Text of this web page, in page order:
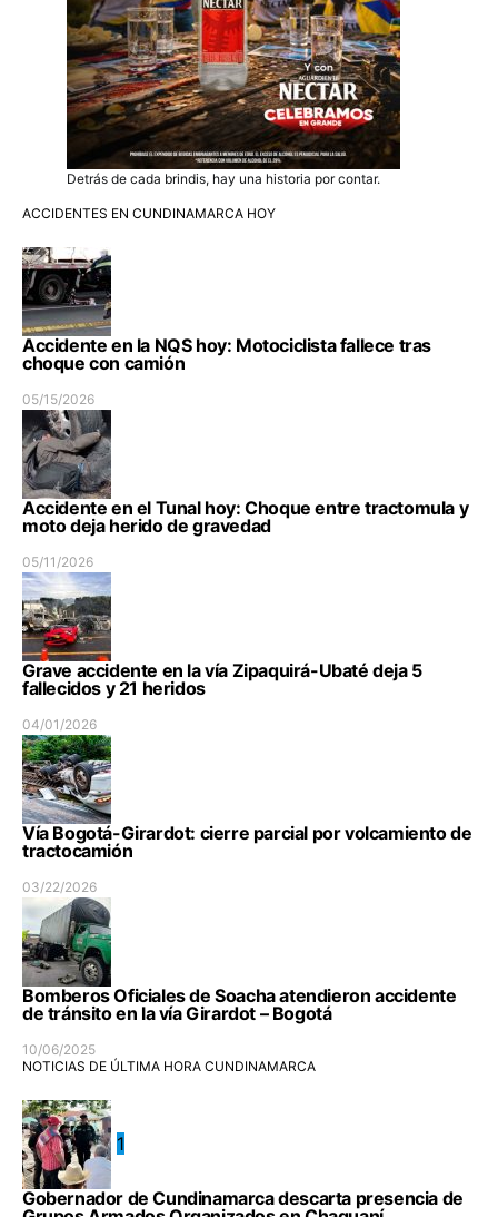
Detrás de cada brindis, hay una historia por contar.
ACCIDENTES EN CUNDINAMARCA HOY
Accidente en la NQS hoy: Motociclista fallece tras
choque con camión
05/15/2026
Accidente en el Tunal hoy: Choque entre tractomula y
moto deja herido de gravedad
05/11/2026
Grave accidente en la vía Zipaquirá-Ubaté deja 5
fallecidos y 21 heridos
04/01/2026
Vía Bogotá-Girardot: cierre parcial por volcamiento de
tractocamión
03/22/2026
Bomberos Oficiales de Soacha atendieron accidente
de tránsito en la vía Girardot – Bogotá
10/06/2025
NOTICIAS DE ÚLTIMA HORA CUNDINAMARCA
1
Gobernador de Cundinamarca descarta presencia de